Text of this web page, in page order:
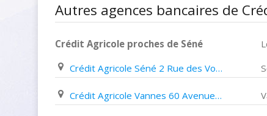
Autres agences bancaires de
Crédit Agricole proches de Séné
Crédit Agricole Séné 2 Rue des Vosges
Crédit Agricole Vannes 60 Avenue Paul Cézanne